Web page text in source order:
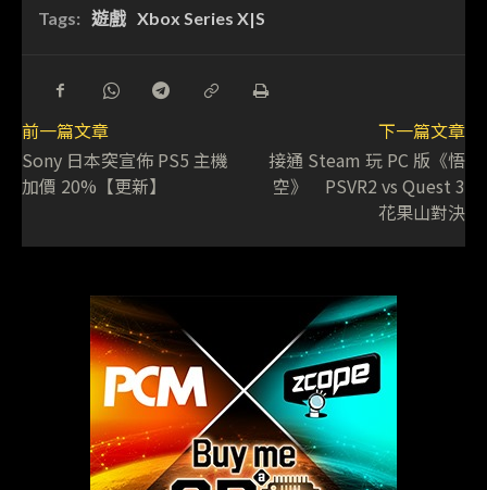
Tags: 遊戲 Xbox Series X|S
前一篇文章
Sony 日本突宣佈 PS5 主機
加價 20%【更新】
下一篇文章
接通 Steam 玩 PC 版《悟
空》 PSVR2 vs Quest 3
花果山對決